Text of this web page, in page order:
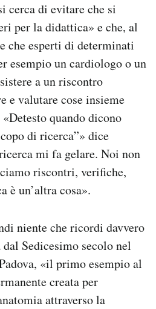
cerca di evitare che si
per la didattica» e che, al
che esperti di determinati
esempio un cardiologo o un
a un riscontro
e valutare cose insieme
quando dicono
di ricerca”» dice
mi fa gelare. Noi non
riscontri, verifiche,
è un’altra cosa».
niente che ricordi davvero
Sedicesimo secolo nel
«il primo esempio al
creata per
attraverso la